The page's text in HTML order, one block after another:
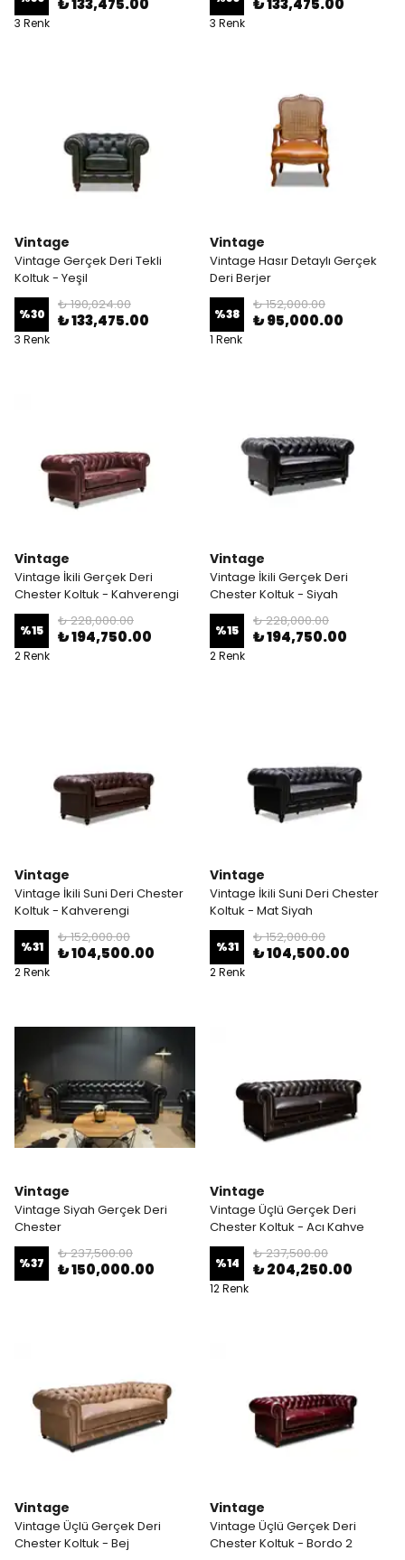
₺ 133,475.00
3 Renk
₺ 133,475.00
3 Renk
Vintage
Vintage Gerçek Deri Tekli
Koltuk - Yeşil
%30
₺ 190,024.00
₺ 133,475.00
3 Renk
Vintage
Vintage Hasır Detaylı Gerçek
Deri Berjer
%38
₺ 152,000.00
₺ 95,000.00
1 Renk
Vintage
Vintage İkili Gerçek Deri
Chester Koltuk - Kahverengi
%15
₺ 228,000.00
₺ 194,750.00
2 Renk
Vintage
Vintage İkili Gerçek Deri
Chester Koltuk - Siyah
%15
₺ 228,000.00
₺ 194,750.00
2 Renk
Vintage
Vintage İkili Suni Deri Chester
Koltuk - Kahverengi
%31
₺ 152,000.00
₺ 104,500.00
2 Renk
Vintage
Vintage İkili Suni Deri Chester
Koltuk - Mat Siyah
%31
₺ 152,000.00
₺ 104,500.00
2 Renk
Vintage
Vintage Siyah Gerçek Deri
Chester
%37
₺ 237,500.00
₺ 150,000.00
Vintage
Vintage Üçlü Gerçek Deri
Chester Koltuk - Acı Kahve
%14
₺ 237,500.00
₺ 204,250.00
12 Renk
Vintage
Vintage Üçlü Gerçek Deri
Chester Koltuk - Bej
Vintage
Vintage Üçlü Gerçek Deri
Chester Koltuk - Bordo 2